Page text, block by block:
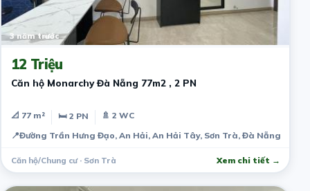
3 năm trước
12 Triệu
Căn hộ Monarchy Đà Nẵng 77m2 , 2 PN
📐 77 m² 🛏 2 PN
🚿 2 WC
📍Đường Trần Hưng Đạo, An Hải, An Hải Tây, Sơn Trà, Đà Nẵng, Việt
Căn hộ/Chung cư · Sơn Trà Xem chi tiết →